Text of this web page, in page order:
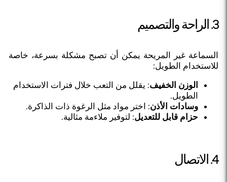
3. الراحة والتصميم
السماعة غير المريحة يمكن أن تصبح مشكلة بسرعة، خاصة
للاستخدام الطويل:
الوزن الخفيف: يقلل من التعب خلال فترات الاستخدام
الطويل.
وسادات الأذن: اختر مواد مثل الرغوة ذات الذاكرة.
حزام قابل للتعديل: لتوفير ملاءمة مثالية.
4. الاتصال